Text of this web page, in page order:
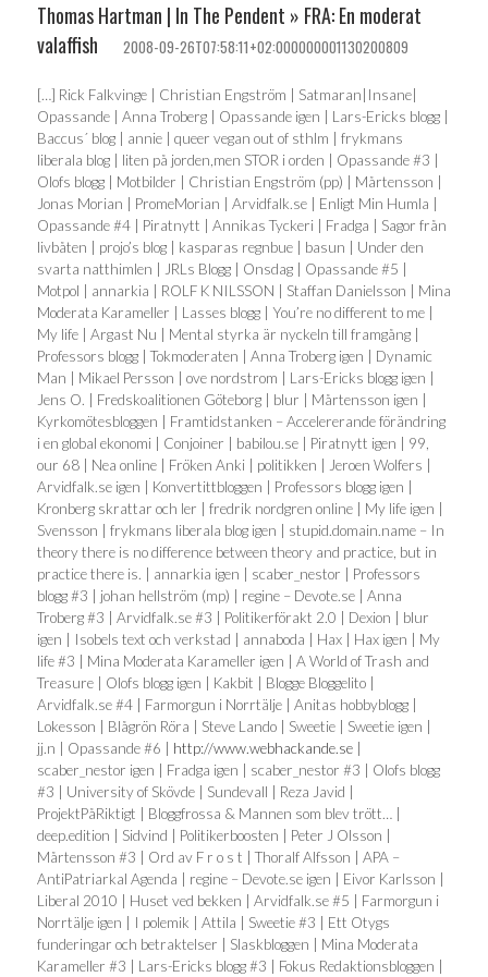
Thomas Hartman | In The Pendent » FRA: En moderat
valaffish
2008-09-26T07:58:11+02:000000001130200809
[…] Rick Falkvinge | Christian Engström | Satmaran|Insane|
Opassande | Anna Troberg | Opassande igen | Lars-Ericks blogg |
Baccus´ blog | annie | queer vegan out of sthlm | frykmans
liberala blog | liten på jorden,men STOR i orden | Opassande #3 |
Olofs blogg | Motbilder | Christian Engström (pp) | Mårtensson |
Jonas Morian | PromeMorian | Arvidfalk.se | Enligt Min Humla |
Opassande #4 | Piratnytt | Annikas Tyckeri | Fradga | Sagor från
livbåten | projo’s blog | kasparas regnbue | basun | Under den
svarta natthimlen | JRLs Blogg | Onsdag | Opassande #5 |
Motpol | annarkia | ROLF K NILSSON | Staffan Danielsson | Mina
Moderata Karameller | Lasses blogg | You’re no different to me |
My life | Argast Nu | Mental styrka är nyckeln till framgång |
Professors blogg | Tokmoderaten | Anna Troberg igen | Dynamic
Man | Mikael Persson | ove nordstrom | Lars-Ericks blogg igen |
Jens O. | Fredskoalitionen Göteborg | blur | Mårtensson igen |
Kyrkomötesbloggen | Framtidstanken – Accelererande förändring
i en global ekonomi | Conjoiner | babilou.se | Piratnytt igen | 99,
our 68 | Nea online | Fröken Anki | politikken | Jeroen Wolfers |
Arvidfalk.se igen | Konvertittbloggen | Professors blogg igen |
Kronberg skrattar och ler | fredrik nordgren online | My life igen |
Svensson | frykmans liberala blog igen | stupid.domain.name – In
theory there is no difference between theory and practice, but in
practice there is. | annarkia igen | scaber_nestor | Professors
blogg #3 | johan hellström (mp) | regine – Devote.se | Anna
Troberg #3 | Arvidfalk.se #3 | Politikerförakt 2.0 | Dexion | blur
igen | Isobels text och verkstad | annaboda | Hax | Hax igen | My
life #3 | Mina Moderata Karameller igen | A World of Trash and
Treasure | Olofs blogg igen | Kakbit | Blogge Bloggelito |
Arvidfalk.se #4 | Farmorgun i Norrtälje | Anitas hobbyblogg |
Lokesson | Blågrön Röra | Steve Lando | Sweetie | Sweetie igen |
jj.n | Opassande #6 | http://www.webhackande.se |
scaber_nestor igen | Fradga igen | scaber_nestor #3 | Olofs blogg
#3 | University of Skövde | Sundevall | Reza Javid |
ProjektPåRiktigt | Bloggfrossa & Mannen som blev trött… |
deep.edition | Sidvind | Politikerboosten | Peter J Olsson |
Mårtensson #3 | Ord av F r o s t | Thoralf Alfsson | APA –
AntiPatriarkal Agenda | regine – Devote.se igen | Eivor Karlsson |
Liberal 2010 | Huset ved bekken | Arvidfalk.se #5 | Farmorgun i
Norrtälje igen | I polemik | Attila | Sweetie #3 | Ett Otygs
funderingar och betraktelser | Slaskbloggen | Mina Moderata
Karameller #3 | Lars-Ericks blogg #3 | Fokus Redaktionsbloggen |